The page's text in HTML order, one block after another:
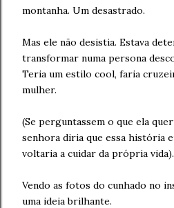
montanha. Um desastrado.
Mas ele não desistia. Estava
transformar numa persona
Teria um estilo cool, faria
mulher.
(Se perguntassem o que ela
senhora diria que essa história
voltaria a cuidar da própria vida).
Vendo as fotos do cunhado no
uma ideia brilhante.